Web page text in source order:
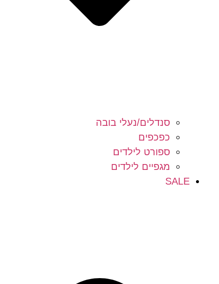
סנדלים/נעלי בובה
כפכפים
ספורט לילדים
מגפיים לילדים
SALE